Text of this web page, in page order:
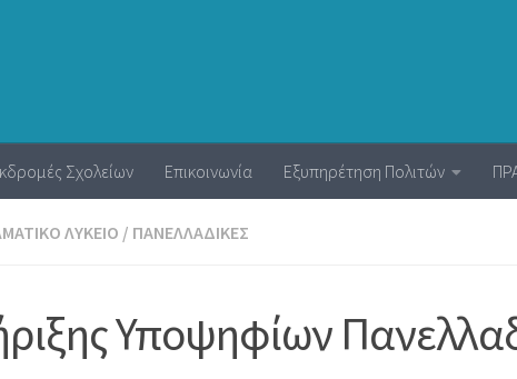
Σχολείων Επικοινωνία Εξυπηρέτηση Πολιτών
ΛΎΚΕΙΟ / ΠΑΝΕΛΛΑΔΙΚΈΣ
Υποψηφίων